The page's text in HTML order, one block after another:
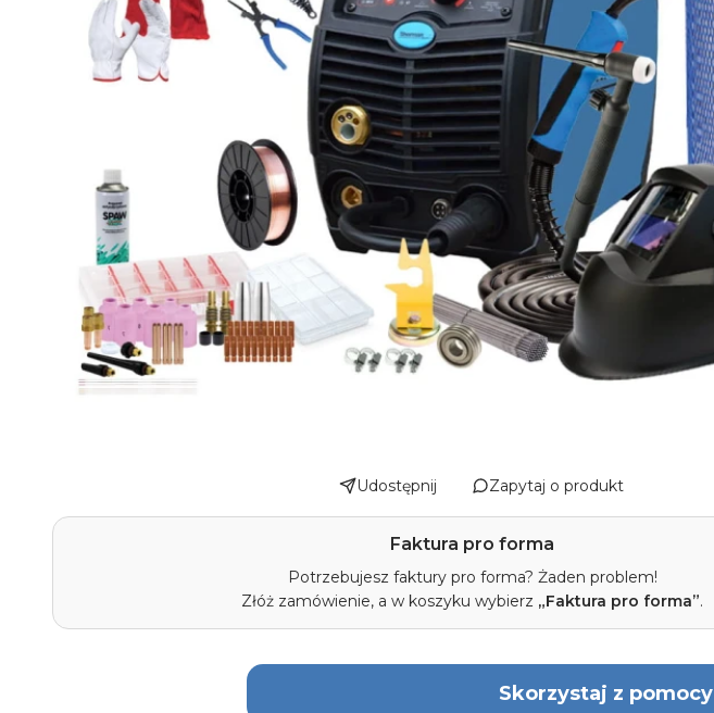
Udostępnij Zapytaj o produkt
Faktura pro forma
Potrzebujesz faktury pro forma? Żaden problem!
Złóż zamówienie, a w koszyku wybierz „Faktura pro forma”.
Skorzystaj z